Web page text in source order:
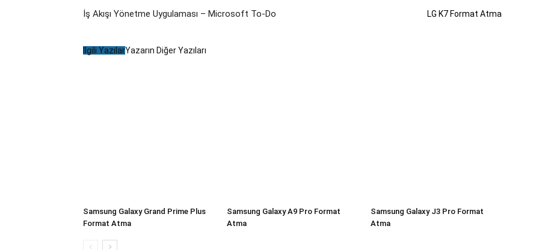
İş Akışı Yönetme Uygulaması – Microsoft To-Do LG K7 Format Atma
İlgili YazılarYazarın Diğer Yazıları
Samsung Galaxy Grand Prime Plus
Format Atma
Samsung Galaxy A9 Pro Format
Atma
Samsung Galaxy J3 Pro Format
Atma